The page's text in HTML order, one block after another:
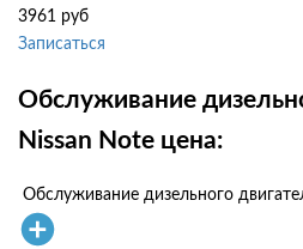
3961 руб
Записаться
Обслуживание
Nissan Note цена:
Обслуживание дизельного